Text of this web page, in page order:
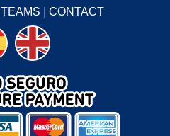
TEAMS CONTACT